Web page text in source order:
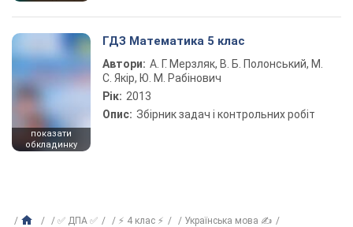
показати
обкладинку
ГДЗ Математика 5 клас
Автори: А. Г. Мерзляк, В. Б. Полонський, М.
С. Якір, Ю. М. Рабінович
Рік: 2013
Опис: Збірник задач і контрольних робіт
✅ ДПА ✅ ⚡ 4 клас ⚡
Українська мова ✍